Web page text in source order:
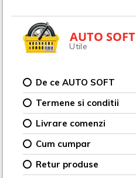
AUTO SOFT
Utile
De ce AUTO SOFT
Termene si conditii
Livrare comenzi
Cum cumpar
Retur produse